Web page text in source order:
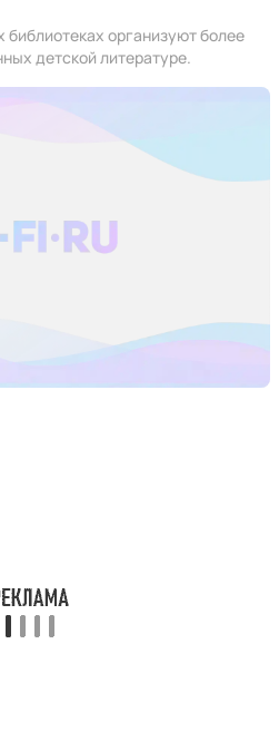
библиотеках организуют более
детской литературе.